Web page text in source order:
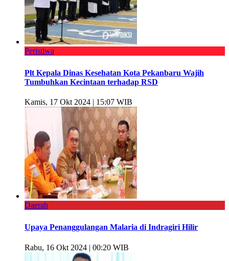
Peristiwa
Plt Kepala Dinas Kesehatan Kota Pekanbaru Wajih
Tumbuhkan Kecintaan terhadap RSD
Kamis, 17 Okt 2024 | 15:07 WIB
Daerah
Upaya Penanggulangan Malaria di Indragiri Hilir
Rabu, 16 Okt 2024 | 00:20 WIB